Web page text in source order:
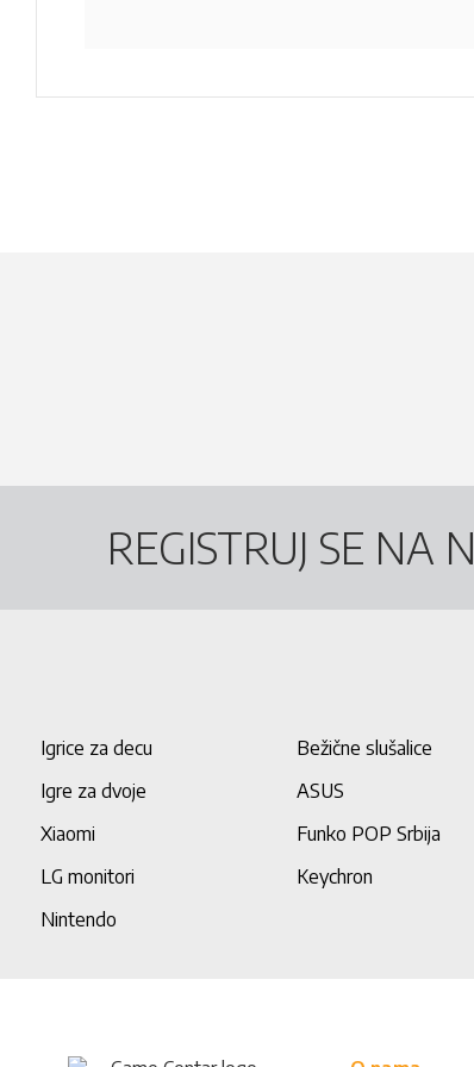
REGISTRUJ SE NA
Igrice za decu Bežične slušalice
Igre za dvoje
ASUS
Xiaomi
Funko POP Srbija
LG monitori
Keychron
Nintendo